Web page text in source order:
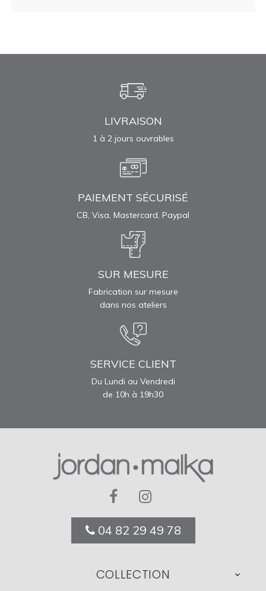
LIVRAISON
1 à 2 jours ouvrables
PAIEMENT SÉCURISÉ
CB, Visa, Mastercard, Paypal
SUR MESURE
Fabrication sur mesure
dans nos ateliers
SERVICE CLIENT
Du Lundi au Vendredi
de 10h à 19h30
04 82 29 49 78
COLLECTION 